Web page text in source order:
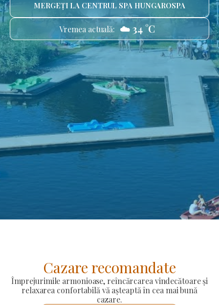
MERGEȚI LA CENTRUL SPA HUNGAROSPA
Vremea actuală: ☁️ 34 °C
Cazare recomandate
Împrejurimile armonioase, reîncărcarea vindecătoare și
relaxarea confortabilă vă așteaptă în cea mai bună
cazare.